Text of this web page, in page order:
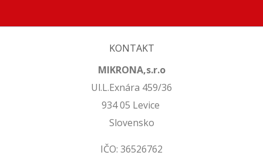
KONTAKT
MIKRONA,s.r.o
Ul.L.Exnára 459/36
934 05 Levice
Slovensko
IČO: 36526762